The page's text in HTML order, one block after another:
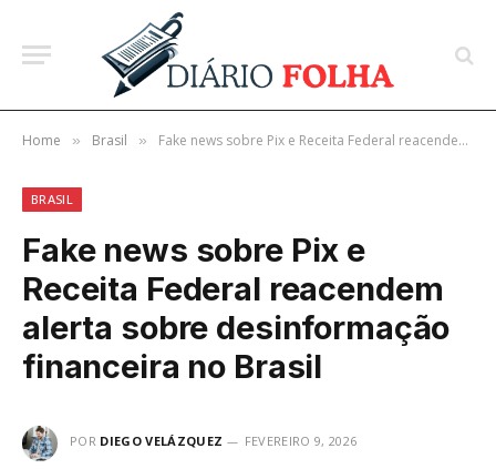
Home » Brasil » Fake news sobre Pix e Receita Federal reacendem alerta sobre desinformação financeira no Brasil
BRASIL
Fake news sobre Pix e
Receita Federal reacendem
alerta sobre desinformação
financeira no Brasil
POR DIEGO VELÁZQUEZ FEVEREIRO 9, 2026